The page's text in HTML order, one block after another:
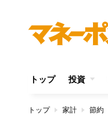
トップ 投資
トップ 家計 節約